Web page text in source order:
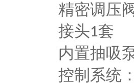
精密调压
接头1套
内置抽吸
控制系统